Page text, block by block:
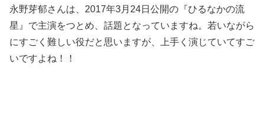
永野芽郁さんは、2017年3月24日公開の『ひるなかの流
星』で主演をつとめ、話題となっていますね。若いながら
にすごく難しい役だと思いますが、上手く演じていてすご
いですよね！！